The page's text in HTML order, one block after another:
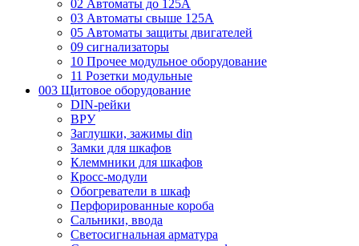
02 Автоматы до 125А
03 Автоматы свыше 125А
05 Автоматы защиты двигателей
09 сигнализаторы
10 Прочее модульное оборудование
11 Розетки модульные
003 Щитовое оборудование
DIN-рейки
ВРУ
Заглушки, зажимы din
Замки для шкафов
Клеммники для шкафов
Кросс-модули
Обогреватели в шкаф
Перфорированные короба
Сальники, ввода
Светосигнальная арматура